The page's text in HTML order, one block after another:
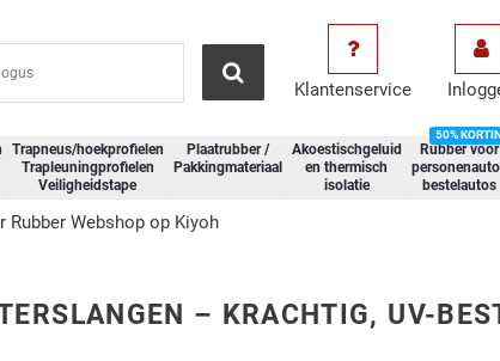
Klantenservice
Trapneus/hoekprofielen
Trapleuningprofielen
Veiligheidstape
Plaatrubber /
Pakkingmateriaal
Akoestischgeluid
en thermisch
isolatie
Rubber voor
bestelautos
50%
Rubber Webshop op Kiyoh
– KRACHTIG, UV-